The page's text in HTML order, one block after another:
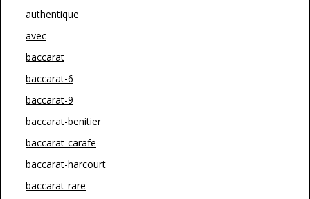
authentique
avec
baccarat
baccarat-6
baccarat-9
baccarat-benitier
baccarat-carafe
baccarat-harcourt
baccarat-rare